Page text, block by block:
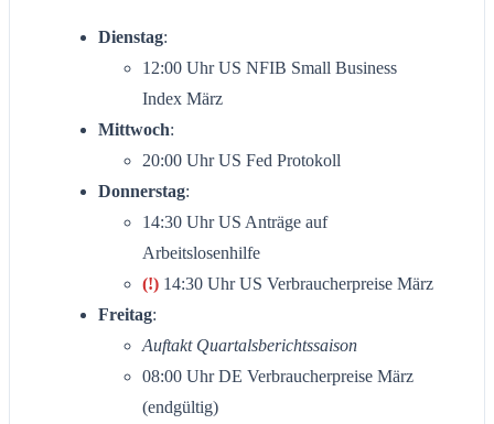
Dienstag:
12:00 Uhr US NFIB Small Business
Index März
Mittwoch:
20:00 Uhr US Fed Protokoll
Donnerstag:
14:30 Uhr US Anträge auf
Arbeitslosenhilfe
(!) 14:30 Uhr US Verbraucherpreise März
Freitag:
Auftakt Quartalsberichtssaison
08:00 Uhr DE Verbraucherpreise März
(endgültig)